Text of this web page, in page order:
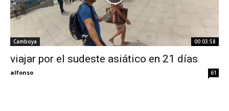
Camboya 00:03:58
viajar por el sudeste asiático en 21 días
alfonso 61